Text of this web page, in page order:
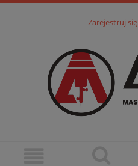
Zarejestruj się